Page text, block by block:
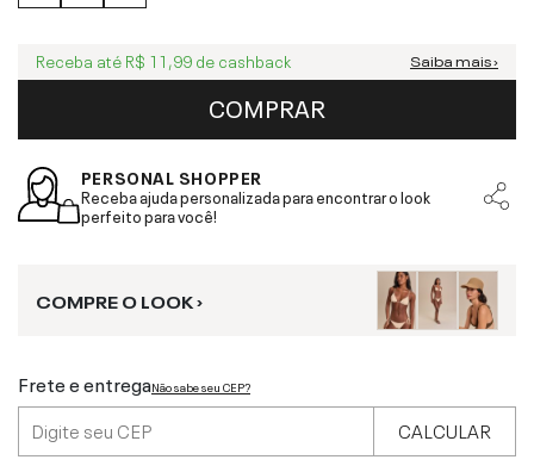
Receba até R$ 11,99 de cashback Saiba mais ›
COMPRAR
PERSONAL SHOPPER
Receba ajuda personalizada para encontrar o look
perfeito para você!
COMPRE O LOOK ›
Frete e entregaNão sabe seu CEP?
CALCULAR